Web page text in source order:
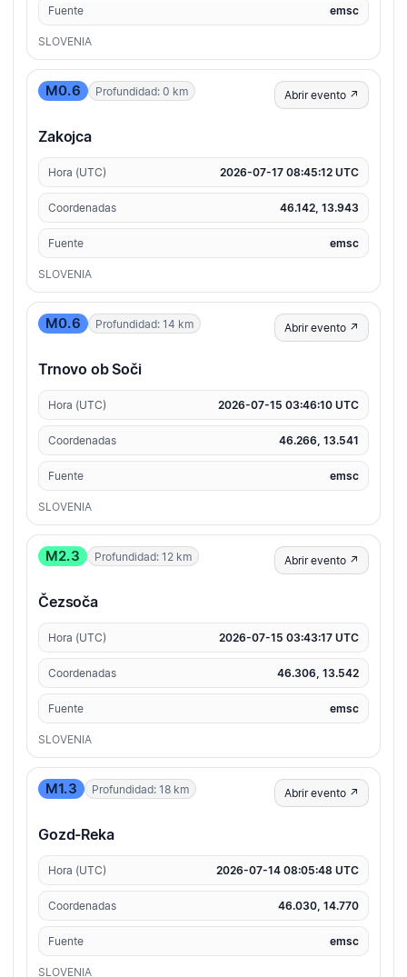
Fuente emsc
SLOVENIA
M0.6 Profundidad: 0 km Abrir evento ↗
Zakojca
Hora (UTC) 2026-07-17 08:45:12 UTC
Coordenadas 46.142, 13.943
Fuente emsc
SLOVENIA
M0.6 Profundidad: 14 km Abrir evento ↗
Trnovo ob Soči
Hora (UTC) 2026-07-15 03:46:10 UTC
Coordenadas 46.266, 13.541
Fuente emsc
SLOVENIA
M2.3 Profundidad: 12 km Abrir evento ↗
Čezsoča
Hora (UTC) 2026-07-15 03:43:17 UTC
Coordenadas 46.306, 13.542
Fuente emsc
SLOVENIA
M1.3 Profundidad: 18 km Abrir evento ↗
Gozd-Reka
Hora (UTC) 2026-07-14 08:05:48 UTC
Coordenadas 46.030, 14.770
Fuente emsc
SLOVENIA